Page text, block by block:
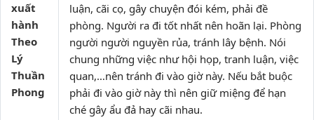
xuất
hành
Theo
Lý
Thuần
Phong
luận, cãi cọ, gây chuyện đói kém, phải đề
phòng. Người ra đi tốt nhất nên hoãn lại. Phòng
người người nguyền rủa, tránh lây bệnh. Nói
chung những việc như hội họp, tranh luận, việc
quan,…nên tránh đi vào giờ này. Nếu bắt buộc
phải đi vào giờ này thì nên giữ miệng để hạn
ché gây ẩu đả hay cãi nhau.